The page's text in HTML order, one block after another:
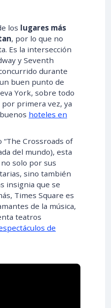
los lugares más
, por lo que no
Es la intersección
y Seventh
durante
buen punto de
York, sobre todo
primera vez, ya
hoteles en
“The Crossroads of
del mundo), esta
solo por sus
sino también
insignia que se
Times Square es
de la música,
teatros
de